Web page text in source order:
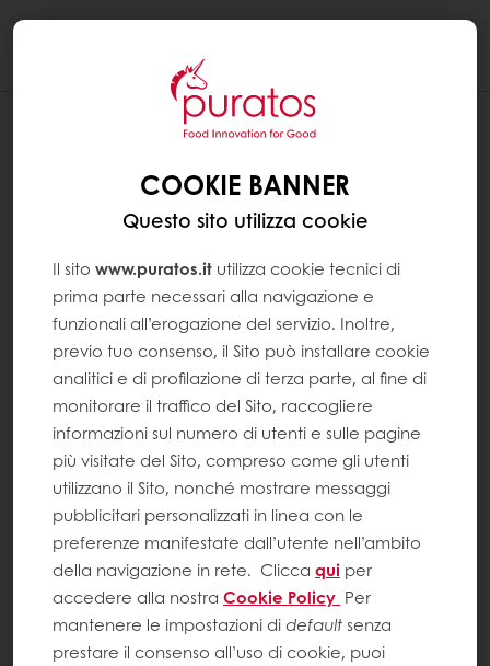
COOKIE BANNER
Questo sito utilizza cookie
Il sito www.puratos.it utilizza cookie tecnici di
prima parte necessari alla navigazione e
funzionali all’erogazione del servizio. Inoltre,
previo tuo consenso, il Sito può installare cookie
analitici e di profilazione di terza parte, al fine di
monitorare il traffico del Sito, raccogliere
informazioni sul numero di utenti e sulle pagine
più visitate del Sito, compreso come gli utenti
utilizzano il Sito, nonché mostrare messaggi
pubblicitari personalizzati in linea con le
preferenze manifestate dall’utente nell’ambito
della navigazione in rete. Clicca qui per
accedere alla nostra Cookie Policy Per
mantenere le impostazioni didefaultsenza
prestare il consenso all’uso di cookie, puoi